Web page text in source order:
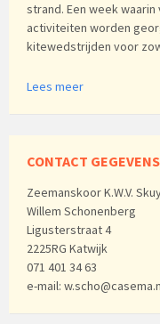
strand. Een week
activiteiten worden
kitewedstrijden voor
Lees meer
CONTACT GEGEVENS
Zeemanskoor K.W.V.
Willem Schonenberg
Ligusterstraat 4
2225RG Katwijk
071 401 34 63
e-mail: